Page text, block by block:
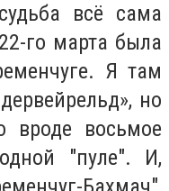
всё сама
го марта была
Я там
но
вроде восьмое
"пуле". И,